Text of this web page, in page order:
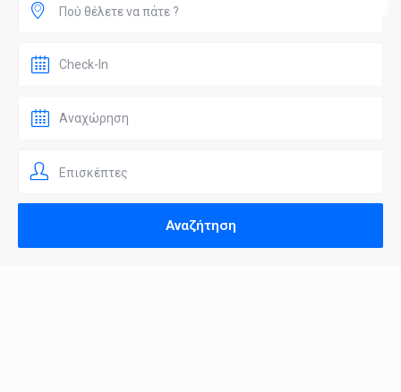
Πού θέλετε να πάτε ?
Επισκέπτες